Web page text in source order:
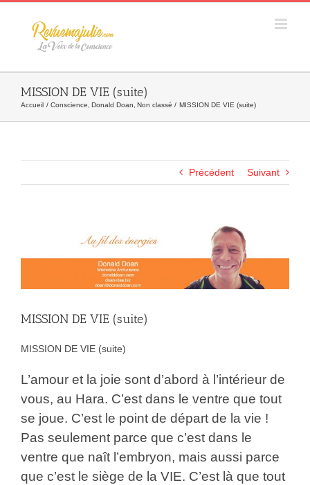
Skip
MISSION DE VIE (suite)
Accueil Conscience Donald Doan Non classé MISSION DE VIE (suite)
Précédent Suivant
MISSION DE VIE (suite)
MISSION DE VIE (suite)
L’amour et la joie sont d’abord à l’intérieur de
vous, au Hara. C’est dans le ventre que tout
se joue. C’est le point de départ de la vie !
Pas seulement parce que c’est dans le
ventre que naît l’embryon, mais aussi parce
que c’est le siège de la VIE. C’est là que tout